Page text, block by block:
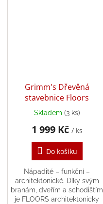
Grimm's Dřevěná
stavebnice Floors
Skladem (3 ks)
1 999 Kč / ks
Do košíku
Nápadité – funkční –
architektonické. Díky svým
branám, dveřím a schodištím
je FLOORS architektonicky